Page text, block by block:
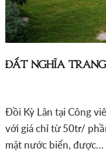
ĐẤT NGHĨA
Đồi Kỳ Lân tại Công
với giá chỉ từ 50tr/
mặt nước biển, được…